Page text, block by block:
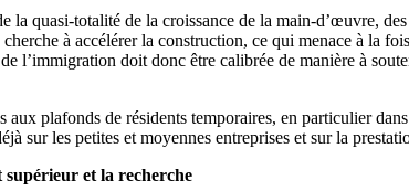
quasi-totalité de la croissance de la main-d’œuvre,
à accélérer la construction, ce qui menace à la
l’immigration doit donc être calibrée de manière à
plafonds de résidents temporaires, en particulier
sur les petites et moyennes entreprises et sur la
supérieur et la recherche